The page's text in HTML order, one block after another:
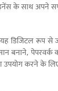
के साथ अपने
यह डिजिटल रूप
आसान बनाने,
उपयोग करने के